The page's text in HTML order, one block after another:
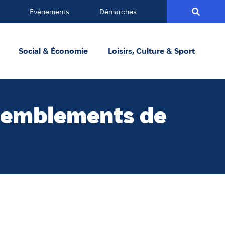
Évènements Démarches
Social & Économie Loisirs, Culture & Sport
de